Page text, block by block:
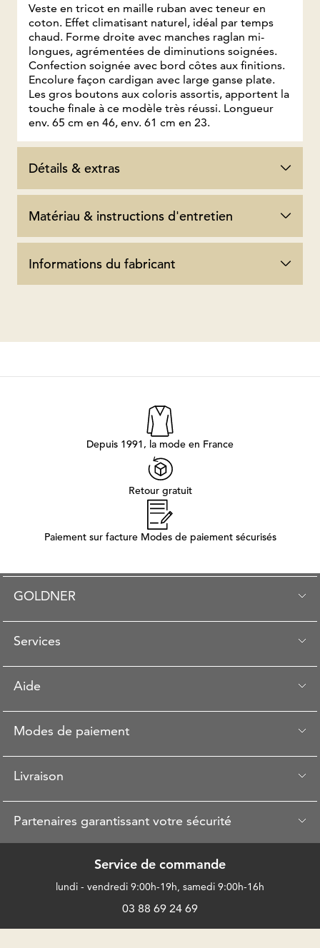
Veste en tricot en maille ruban avec teneur en
coton. Effet climatisant naturel, idéal par temps
chaud. Forme droite avec manches raglan mi-
longues, agrémentées de diminutions soignées.
Confection soignée avec bord côtes aux finitions.
Encolure façon cardigan avec large ganse plate.
Les gros boutons aux coloris assortis, apportent la
touche finale à ce modèle très réussi. Longueur
env. 65 cm en 46, env. 61 cm en 23.
Détails & extras
Matériau & instructions d'entretien
Informations du fabricant
Depuis 1991, la mode en France
Retour gratuit
Paiement sur facture Modes de paiement sécurisés
GOLDNER
Services
Aide
Modes de paiement
Livraison
Partenaires garantissant votre sécurité
Service de commande
lundi - vendredi 9:00h-19h, samedi 9:00h-16h
03 88 69 24 69